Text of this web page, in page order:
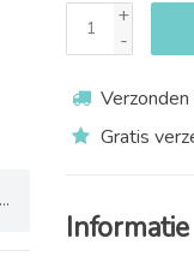
+
-
Gratis
Informatie